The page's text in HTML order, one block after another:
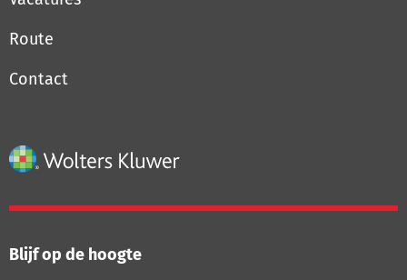
Route
Contact
Blijf op de hoogte